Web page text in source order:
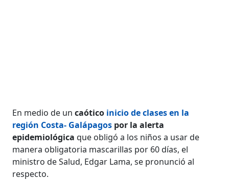
En medio de uncaótico inicio de clases en la
región Costa- Galápagos por la alerta
epidemiológica que obligó a los niños a usar de
manera obligatoria mascarillas por 60 días, el
ministro de Salud, Edgar Lama, se pronunció al
respecto.